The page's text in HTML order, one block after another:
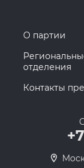
О партии
отделения
Контакты